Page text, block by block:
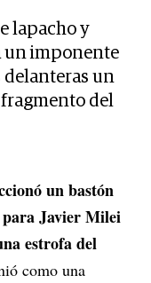
lapacho y
un imponente
delanteras un
fragmento del
un bastón
Javier Milei
estrofa del
como una